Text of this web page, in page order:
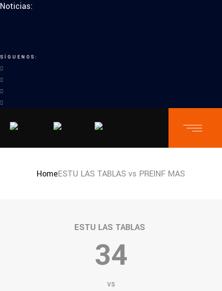
Noticias:
SÍGUENOS:
HomeESTU LAS TABLAS vs PREINF MAS
ESTU LAS TABLAS
34
vs